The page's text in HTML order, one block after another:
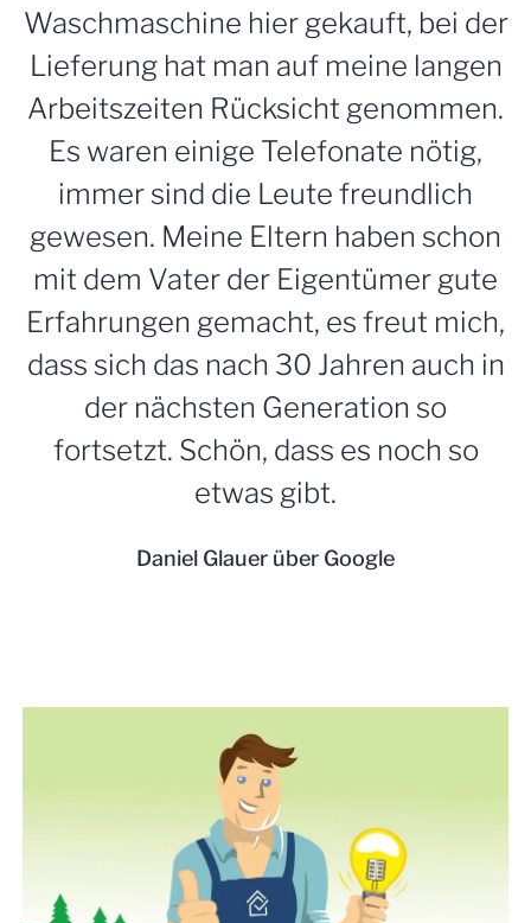
Waschmaschine hier gekauft, bei der
Lieferung hat man auf meine langen
Arbeitszeiten Rücksicht genommen.
Es waren einige Telefonate nötig,
immer sind die Leute freundlich
gewesen. Meine Eltern haben schon
mit dem Vater der Eigentümer gute
Erfahrungen gemacht, es freut mich,
dass sich das nach 30 Jahren auch in
der nächsten Generation so
fortsetzt. Schön, dass es noch so
etwas gibt.
Daniel Glauer über Google